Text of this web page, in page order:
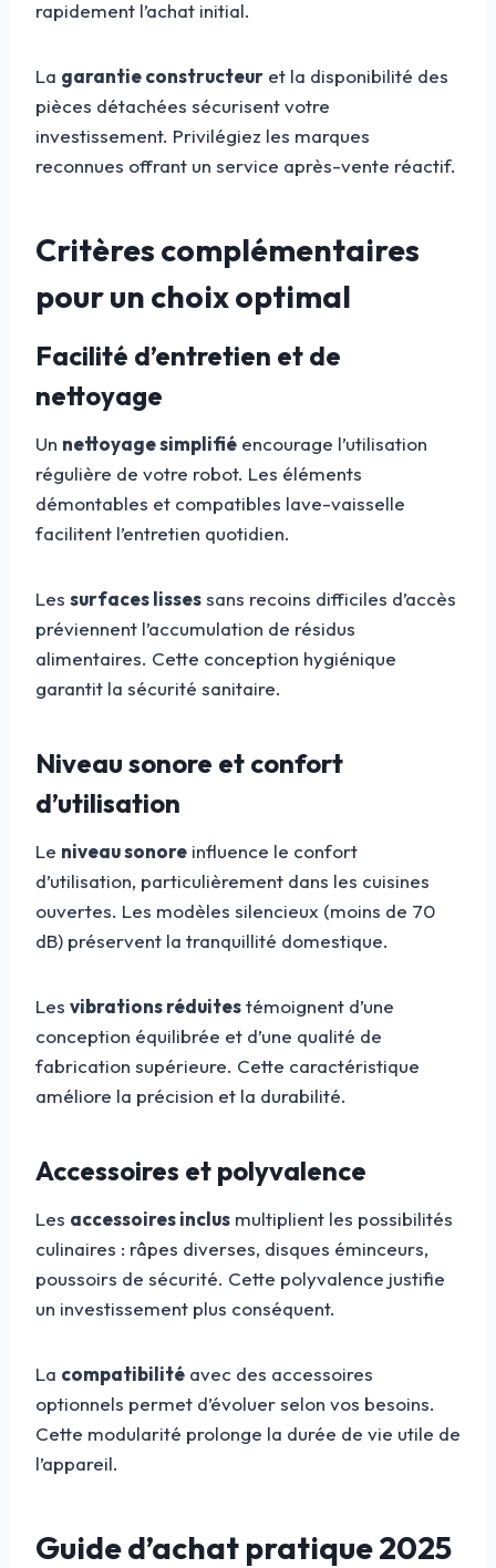
rapidement l’achat initial.
La garantie constructeur et la disponibilité des
pièces détachées sécurisent votre
investissement. Privilégiez les marques
reconnues offrant un service après-vente réactif.
Critères complémentaires
pour un choix optimal
Facilité d’entretien et de
nettoyage
Un nettoyage simplifié encourage l’utilisation
régulière de votre robot. Les éléments
démontables et compatibles lave-vaisselle
facilitent l’entretien quotidien.
Les surfaces lissessans recoins difficiles d’accès
préviennent l’accumulation de résidus
alimentaires. Cette conception hygiénique
garantit la sécurité sanitaire.
Niveau sonore et confort
d’utilisation
Le niveau sonore influence le confort
d’utilisation, particulièrement dans les cuisines
ouvertes. Les modèles silencieux (moins de 70
dB) préservent la tranquillité domestique.
Les vibrations réduitestémoignent d’une
conception équilibrée et d’une qualité de
fabrication supérieure. Cette caractéristique
améliore la précision et la durabilité.
Accessoires et polyvalence
Les accessoires inclus multiplient les possibilités
culinaires : râpes diverses, disques éminceurs,
poussoirs de sécurité. Cette polyvalence justifie
un investissement plus conséquent.
La compatibilité avec des accessoires
optionnels permet d’évoluer selon vos besoins.
Cette modularité prolonge la durée de vie utile de
l’appareil.
Guide d’achat pratique 2025